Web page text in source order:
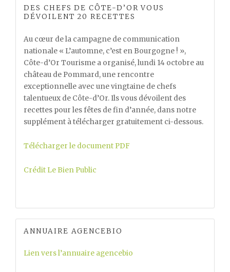
DES CHEFS DE CÔTE-D’OR VOUS
DÉVOILENT 20 RECETTES
Au cœur de la campagne de communication
nationale « L’automne, c’est en Bourgogne ! »,
Côte-d’Or Tourisme a organisé, lundi 14 octobre au
château de Pommard, une rencontre
exceptionnelle avec une vingtaine de chefs
talentueux de Côte-d’Or. Ils vous dévoilent des
recettes pour les fêtes de fin d’année, dans notre
supplément à télécharger gratuitement ci-dessous.
Télécharger le document PDF
Crédit Le Bien Public
ANNUAIRE AGENCEBIO
Lien vers l’annuaire agencebio